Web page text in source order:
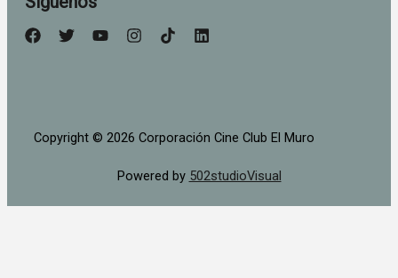
Copyright © 2026 Corporación Cine Club El Muro
Powered by 502studioVisual